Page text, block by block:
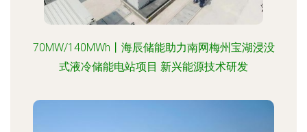
70MW/140MWh丨海辰储能助力南网梅州宝湖浸没
式液冷储能电站项目 新兴能源技术研发